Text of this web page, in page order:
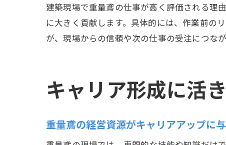
建築現場で重量鳶の仕事が高く評価される理
に大きく貢献します。具体的には、作業前の
が、現場からの信頼や次の仕事の受注につな
キャリア形成に活
重量鳶の経営資源がキャリアアップに